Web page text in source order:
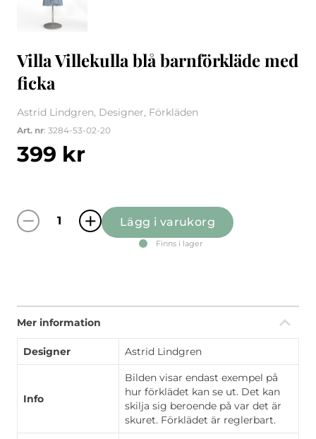
Villa Villekulla blå barnförkläde med
ficka
Astrid Lindgren, Designer, Förkläden
Art. nr: 3284-53-02-20
399 kr
Villa Villekulla blå barnförkläde med ficka
Lägg i varukorg
Finns i lager
Mer information
Designer Astrid Lindgren
Info
Bilden visar endast exempel på
hur förklädet kan se ut. Det kan
skilja sig beroende på var det är
skuret. Förklädet är reglerbart.